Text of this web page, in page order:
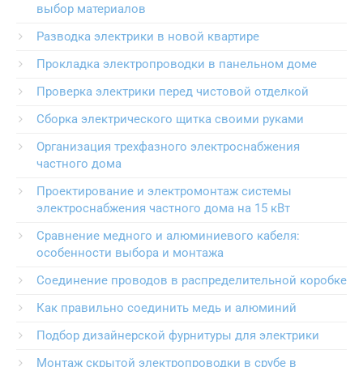
выбор материалов
Разводка электрики в новой квартире
Прокладка электропроводки в панельном доме
Проверка электрики перед чистовой отделкой
Сборка электрического щитка своими руками
Организация трехфазного электроснабжения
частного дома
Проектирование и электромонтаж системы
электроснабжения частного дома на 15 кВт
Сравнение медного и алюминиевого кабеля:
особенности выбора и монтажа
Соединение проводов в распределительной коробке
Как правильно соединить медь и алюминий
Подбор дизайнерской фурнитуры для электрики
Монтаж скрытой электропроводки в срубе в